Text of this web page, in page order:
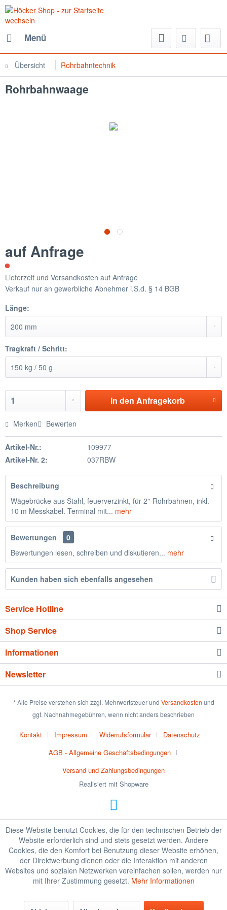
Menü
Übersicht Rohrbahntechnik
Rohrbahnwaage
auf Anfrage
Lieferzeit und Versandkosten auf Anfrage
Verkauf nur an gewerbliche Abnehmer i.S.d. § 14 BGB
Länge:
Tragkraft / Schritt:
In den Anfragekorb
Merken Bewerten
Artikel-Nr.:
109977
Artikel-Nr. 2:
037RBW
Beschreibung
Wägebrücke aus Stahl, feuerverzinkt, für 2"-Rohrbahnen, inkl.
10 m Messkabel. Terminal mit... mehr
Bewertungen
0
Bewertungen lesen, schreiben und diskutieren... mehr
Kunden haben sich ebenfalls angesehen
Service Hotline
Shop Service
Informationen
Newsletter
* Alle Preise verstehen sich zzgl. Mehrwertsteuer und Versandkosten und
ggf. Nachnahmegebühren, wenn nicht anders beschrieben
Kontakt Impressum Widerrufsformular
Datenschutz
AGB - Allgemeine Geschäftsbedingungen
Versand und Zahlungsbedingungen
Realisiert mit Shopware
Diese Website benutzt Cookies, die für den technischen Betrieb der
Website erforderlich sind und stets gesetzt werden. Andere
Cookies, die den Komfort bei Benutzung dieser Website erhöhen,
der Direktwerbung dienen oder die Interaktion mit anderen
Websites und sozialen Netzwerken vereinfachen sollen, werden nur
mit Ihrer Zustimmung gesetzt. Mehr Informationen